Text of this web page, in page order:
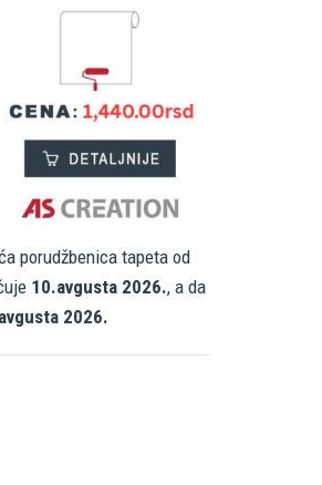
porudžbenica tapeta od
10.avgusta 2026., a da
2026.